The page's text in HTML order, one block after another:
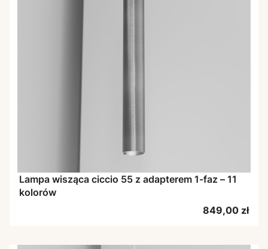
Lampa wisząca ciccio 55 z adapterem 1-faz – 11
kolorów
Cena
849,00 zł